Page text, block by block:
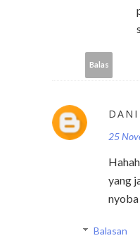
Balas
25
yang
nyoba
Balasan